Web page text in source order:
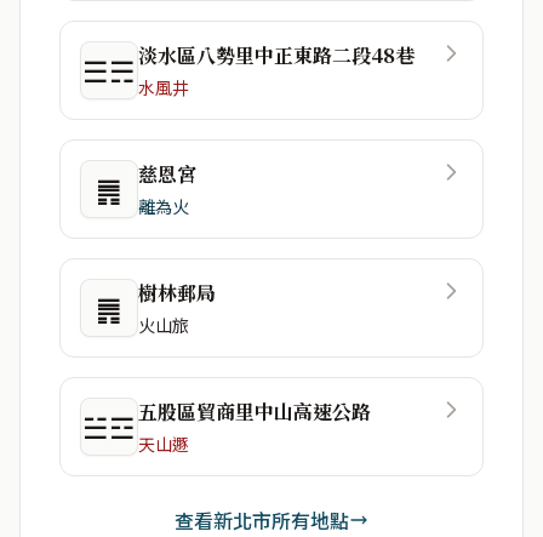
☰☴淡水區八勢里中正東路二段48巷
水風井
䷠ 慈恩宮
離為火
䷠ 樹林郵局
火山旅
☱☲ 五股區貿商里中山高速公路
天山遯
查看新北市所有地點